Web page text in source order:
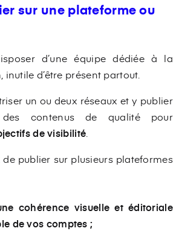
sur une plateforme ou
d’une équipe dédiée à la
d’être présent partout.
un ou deux réseaux et y publier
des contenus de qualité pour
de visibilité
publier sur plusieurs plateformes
cohérence visuelle et éditoriale
de vos comptes ;